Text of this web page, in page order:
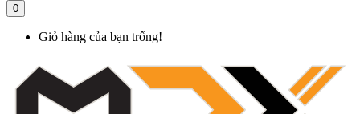
0
Giỏ hàng của bạn trống!